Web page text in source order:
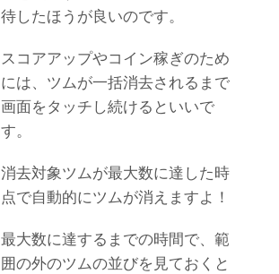
待したほうが良いのです。
スコアアップやコイン稼ぎのため
には、ツムが一括消去されるまで
画面をタッチし続けるといいで
す。
消去対象ツムが最大数に達した時
点で自動的にツムが消えますよ！
最大数に達するまでの時間で、範
囲の外のツムの並びを見ておくと